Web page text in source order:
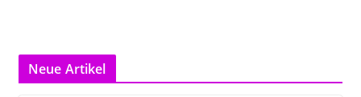
Neue Artikel